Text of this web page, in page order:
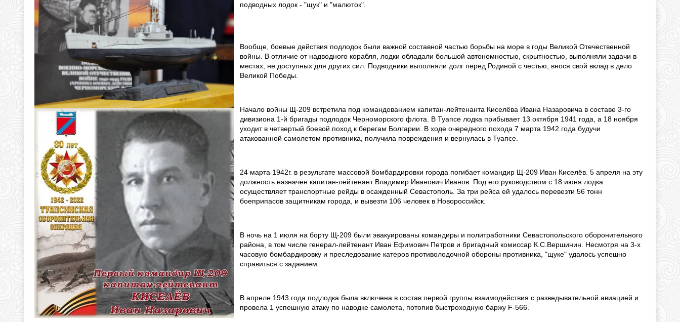
подводных лодок - "щук" и "малюток".
Вообще, боевые действия подлодок были важной составной частью борьбы на море в годы Великой Отечественной
войны. В отличие от надводного корабля, лодки обладали большой автономностью, скрытностью, выполняли задачи в
местах, не доступных для других сил. Подводники выполняли долг перед Родиной с честью, внося свой вклад в дело
Великой Победы.
Начало войны Щ-209 встретила под командованием капитан-лейтенанта Киселёва Ивана Назаровича в составе 3-го
дивизиона 1-й бригады подлодок Черноморского флота. В Туапсе лодка прибывает 13 октября 1941 года, а 18 ноября
уходит в четвертый боевой поход к берегам Болгарии. В ходе очередного похода 7 марта 1942 года будучи
атакованной самолетом противника, получила повреждения и вернулась в Туапсе.
24 марта 1942г. в результате массовой бомбардировки города погибает командир Щ-209 Иван Киселёв. 5 апреля на эту
должность назначен капитан-лейтенант Владимир Иванович Иванов. Под его руководством с 18 июня лодка
осуществляет транспортные рейды в осажденный Севастополь. За три рейса ей удалось перевезти 56 тонн
боеприпасов защитникам города, и вывезти 106 человек в Новороссийск.
В ночь на 1 июля на борту Щ-209 были эвакуированы командиры и политработники Севастопольского оборонительного
района, в том числе генерал-лейтенант Иван Ефимович Петров и бригадный комиссар К.С.Вершинин. Несмотря на 3-х
часовую бомбардировку и преследование катеров противолодочной обороны противника, "щуке" удалось успешно
справиться с заданием.
В апреле 1943 года подлодка была включена в состав первой группы взаимодействия с разведывательной авиацией и
провела 1 успешную атаку по наводке самолета, потопив быстроходную баржу F-566.